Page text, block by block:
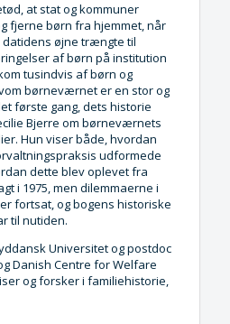
at stat og kommuner
fjerne børn fra hjemmet, når
øjne trængte til
af børn på institution
tusindvis af børn og
børneværnet er en stor og
første gang, dets historie
Bjerre om børneværnets
Hun viser både, hvordan
udformede
dette blev oplevet fra
i 1975, men dilemmaerne i
fortsat, og bogens historiske
til nutiden.
Universitet og postdoc
Danish Centre for Welfare
og forsker i familiehistorie,